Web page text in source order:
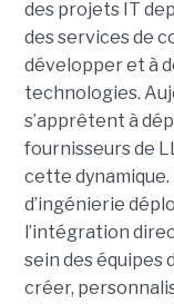
des projets IT
des services de
développer et à
technologies.
s’apprêtent à
fournisseurs de
cette
d’ingénierie
l’intégration
sein des équipes
créer,